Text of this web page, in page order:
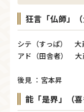
狂言「仏師」（
シテ（すっぱ） 大
アド（田舎者） 大
後見 ：宮本昇
能「是界」（喜